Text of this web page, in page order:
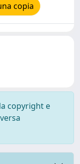
copia
copyright e